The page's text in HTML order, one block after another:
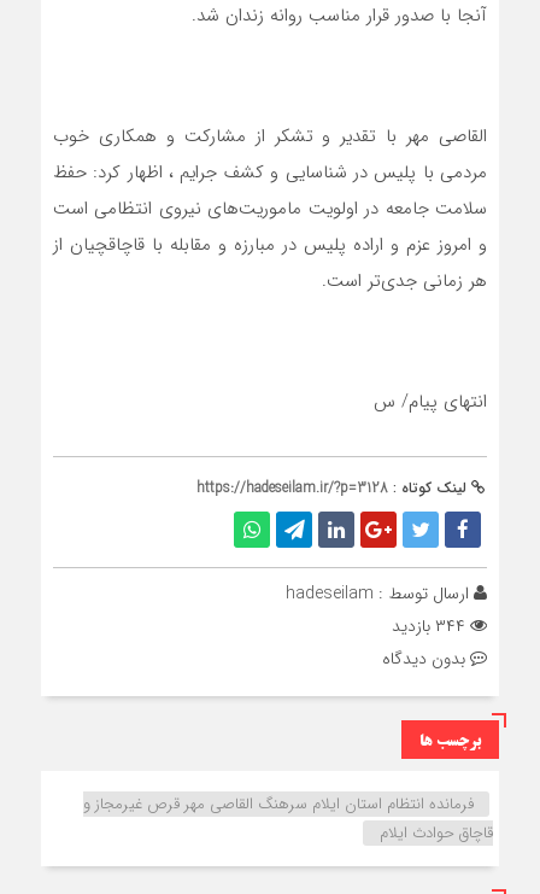
آنجا با صدور قرار مناسب روانه زندان شد.
القاصی مهر با تقدیر و تشکر از مشارکت و همکاری خوب
مردمی با پلیس در شناسایی و کشف جرایم ، اظهار کرد: حفظ
سلامت جامعه در اولویت ماموریت‌های نیروی انتظامی است
و امروز عزم و اراده پلیس در مبارزه و مقابله با قاچاقچیان از
هر زمانی جدی‌تر است.
انتهای پیام/ س
لینک کوتاه : https://hadeseilam.ir/?p=3128
ارسال توسط : hadeseilam
بدون دیدگاه
برچسب ها
فرمانده انتظام استان ایلام سرهنگ القاصی مهر قرص غیرمجاز و
قاچاق حوادث ایلام